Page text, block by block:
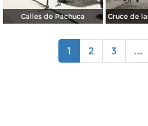
Calles de Pachuca
1 2 3 ...